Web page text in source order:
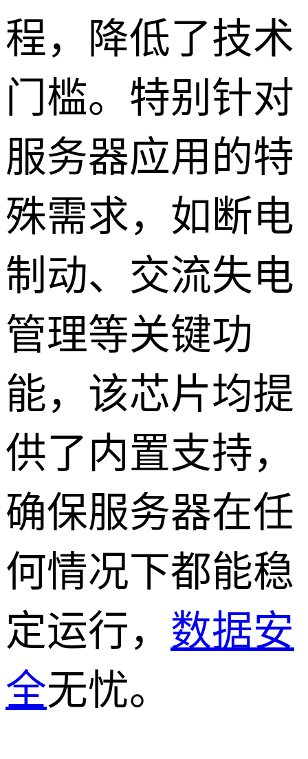
程，降低了技术
门槛。特别针对
服务器应用的特
殊需求，如断电
制动、交流失电
管理等关键功
能，该芯片均提
供了内置支持，
确保服务器在任
何情况下都能稳
定运行， 数据安
全无忧。